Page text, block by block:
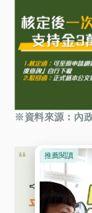
※資料來源︰內
📣更多詳
平台